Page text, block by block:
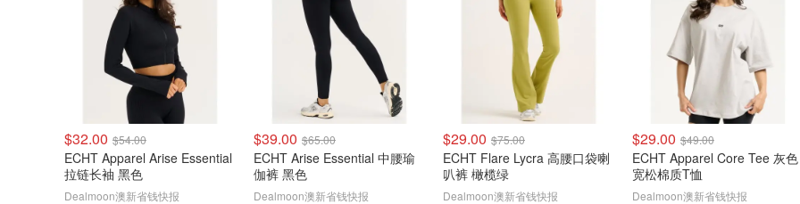
$32.00 $54.00
ECHT Apparel Arise Essential
拉链长袖 黑色
Dealmoon澳新省钱快报
$39.00 $65.00
ECHT Arise Essential 中腰瑜
伽裤 黑色
Dealmoon澳新省钱快报
$29.00 $75.00
ECHT Flare Lycra 高腰口袋喇
叭裤 橄榄绿
Dealmoon澳新省钱快报
$29.00 $49.00
ECHT Apparel Core Tee 灰色
宽松棉质T恤
Dealmoon澳新省钱快报